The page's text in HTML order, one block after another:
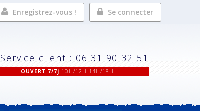
Enregistrez-vous ! Se connecter
Service client : 06 31 90 32 51
OUVERT 7/7j 10H/12H 14H/18H